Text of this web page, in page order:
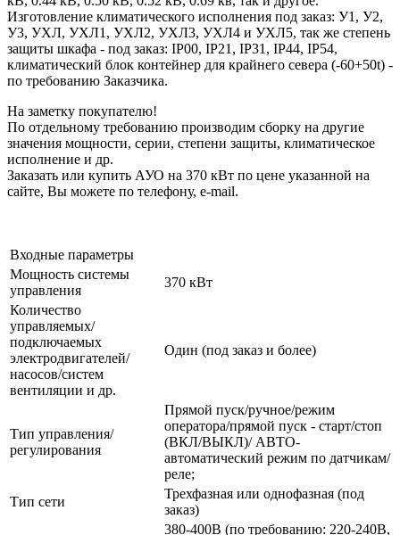
Изготовление климатического исполнения под заказ: У1, У2,
У3, УХЛ, УХЛ1, УХЛ2, УХЛ3, УХЛ4 и УХЛ5, так же степень
защиты шкафа - под заказ: IP00, IP21, IP31, IP44, IP54,
климатический блок контейнер для крайнего севера (-60+50t) -
по требованию Заказчика.
На заметку покупателю!
По отдельному требованию производим сборку на другие
значения мощности, серии, степени защиты, климатическое
исполнение и др.
Заказать или купить АУО на 370 кВт по цене указанной на
сайте, Вы можете по телефону, e-mail.
Входные параметры
Мощность системы
управления
370 кВт
Количество
управляемых/
подключаемых
электродвигателей/
насосов/систем
вентиляции и др.
Один (под заказ и более)
Тип управления/
регулирования
Прямой пуск/ручное/режим
оператора/прямой пуск - старт/стоп
(ВКЛ/ВЫКЛ)/ АВТО-
автоматический режим по датчикам/
реле;
Тип сети
Трехфазная или однофазная (под
заказ)
380-400В (по требованию: 220-240В,